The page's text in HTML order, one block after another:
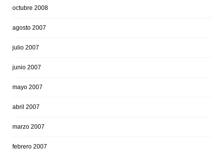
octubre 2008
agosto 2007
julio 2007
junio 2007
mayo 2007
abril 2007
marzo 2007
febrero 2007